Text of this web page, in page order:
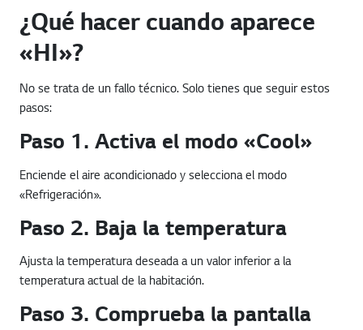
¿Qué hacer cuando aparece
«HI»?
No se trata de un fallo técnico. Solo tienes que seguir estos
pasos:
Paso 1. Activa el modo «Cool»
Enciende el aire acondicionado y selecciona el modo
«Refrigeración».
Paso 2. Baja la temperatura
Ajusta la temperatura deseada a un valor inferior a la
temperatura actual de la habitación.
Paso 3. Comprueba la pantalla